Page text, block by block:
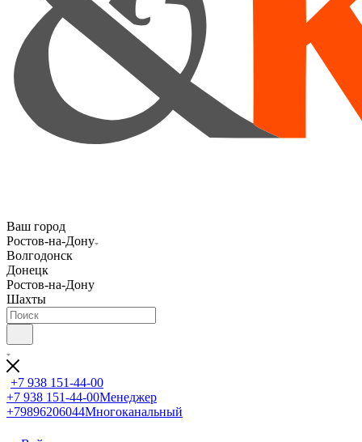
Ваш город
Ростов-на-Дону
Волгодонск
Донецк
Ростов-на-Дону
Шахты
+7 938 151-44-00
+7 938 151-44-00Менеджер
+79896206044Многоканальный